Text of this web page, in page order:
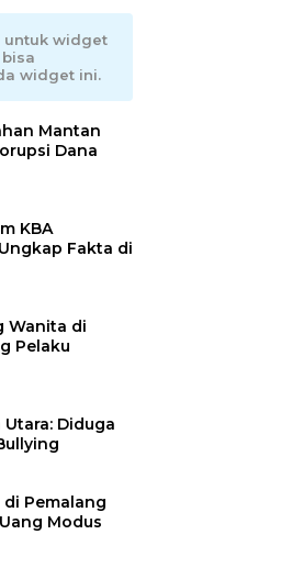
untuk widget
widget ini.
Mantan
Dana
KBA
Fakta di
Wanita di
Pelaku
Diduga
Pemalang
Modus